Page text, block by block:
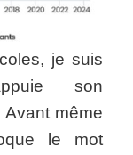
je suis
son
même
le mot